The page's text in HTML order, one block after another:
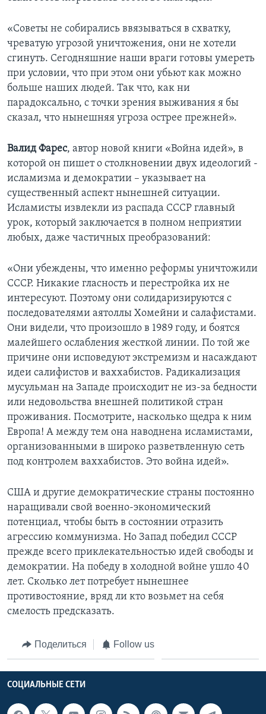
«Советы не собирались ввязываться в схватку,
чреватую угрозой уничтожения, они не хотели
сгинуть. Сегодняшние наши враги готовы умереть
при условии, что при этом они убьют как можно
больше наших людей. Так что, как ни
парадоксально, с точки зрения выживания я бы
сказал, что нынешняя угроза острее прежней».
Валид Фарес, автор новой книги «Война идей», в
которой он пишет о столкновении двух идеологий -
исламизма и демократии – указывает на
существенный аспект нынешней ситуации.
Исламисты извлекли из распада СССР главный
урок, который заключается в полном неприятии
любых, даже частичных преобразований:
«Они убеждены, что именно реформы уничтожили
СССР. Никакие гласность и перестройка их не
интересуют. Поэтому они солидаризируются с
последователями аятоллы Хомейни и салафистами.
Они видели, что произошло в 1989 году, и боятся
малейшего ослабления жесткой линии. По той же
причине они исповедуют экстремизм и насаждают
идеи салифистов и ваххабистов. Радикализация
мусульман на Западе происходит не из-за бедности
или недовольства внешней политикой стран
проживания. Посмотрите, насколько щедра к ним
Европа! А между тем она наводнена исламистами,
организованными в широко разветвленную сеть
под контролем ваххабистов. Это война идей».
США и другие демократические страны постоянно
наращивали свой военно-экономический
потенциал, чтобы быть в состоянии отразить
агрессию коммунизма. Но Запад победил СССР
прежде всего приклекательностью идей свободы и
демократии. На победу в холодной войне ушло 40
лет. Сколько лет потребует нынешнее
противостояние, вряд ли кто возьмет на себя
смелость предсказать.
Поделиться Follow us
СОЦИАЛЬНЫЕ СЕТИ